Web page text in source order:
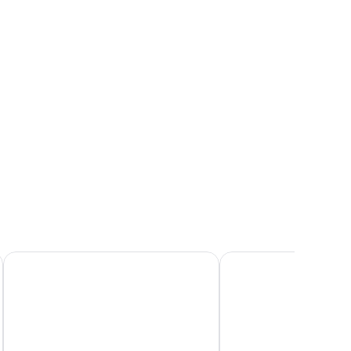
Kosea Boutique Hotel Kosta Palace